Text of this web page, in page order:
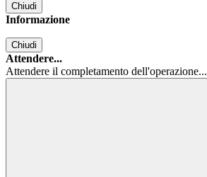
Chiudi
Informazione
Chiudi
Attendere...
Attendere il completamento dell'operazione...